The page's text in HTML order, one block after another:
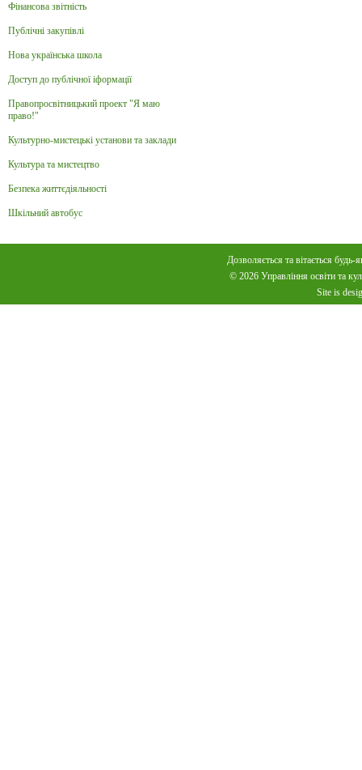
Фінансова звітність
Публічні закупівлі
Нова українська школа
Доступ до публічної іформації
Правопросвітницький проект "Я маю
право!"
Культурно-мистецькі установи та заклади
Культура та мистецтво
Безпека життєдіяльності
Шкільний автобус
Дозволяється та вітається будь-
© 2026 Управління освіти та
Site is